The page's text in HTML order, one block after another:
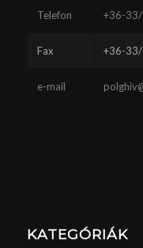
Telefon +36-
Fax +36-
e-mail
KATEGÓRIÁK